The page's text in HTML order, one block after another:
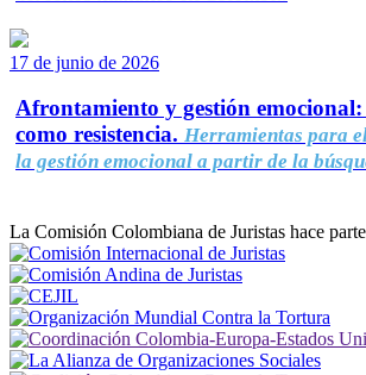
17 de junio de 2026
Afrontamiento y gestión
como resistencia. Herramientas para
la gestión emocional a partir de la
La Comisión Colombiana de Juristas hace